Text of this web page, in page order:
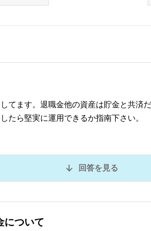
てます。退職金他の資産は貯金と共済
たら堅実に運用できるか指南下さい。
回答を見る
について